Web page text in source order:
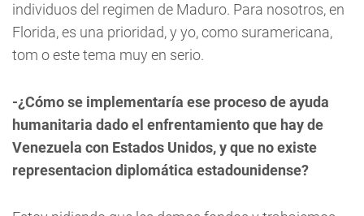
individuos del regimen de Maduro. Para nosotros, en
Florida, es una prioridad, y yo, como suramericana,
tom o este tema muy en serio.
-¿Cómo se implementaría ese proceso de ayuda
humanitaria dado el enfrentamiento que hay de
Venezuela con Estados Unidos, y que no existe
representacion diplomática estadounidense?